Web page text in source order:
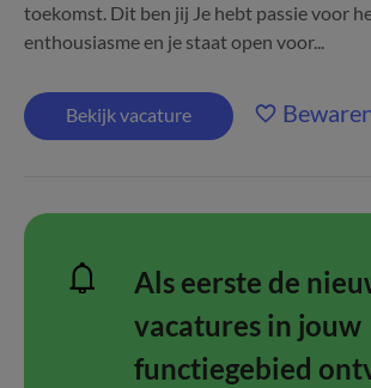
toekomst. Dit ben jij Je hebt passie voor
enthousiasme en je staat open voor...
Bekijk vacature
Als eerste de
vacatures in jouw
functiegebied